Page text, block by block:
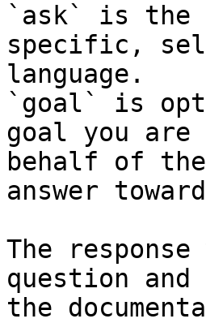
`ask` is the
specific,
language.
`goal` is
goal you
behalf of
answer
The
question
the